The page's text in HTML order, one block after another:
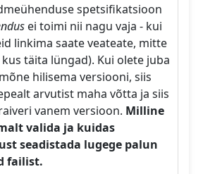
spetsifikatsioon
ei toimi nii nagu vaja - kui
linkima saate veateate, mitte
täita lüngad). Kui olete juba
hilisema versiooni, siis
arvutist maha võtta ja siis
vanem versioon. Milline
valida ja kuidas
seadistada lugege palun
failist.